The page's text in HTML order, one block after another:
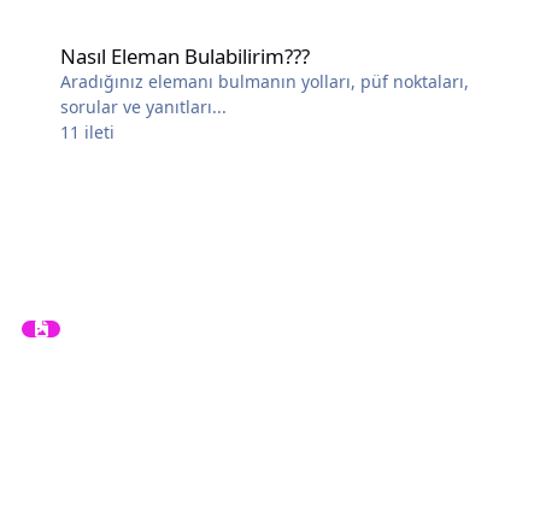
Nasıl Eleman Bulabilirim???
Aradığınız elemanı bulmanın yolları, püf noktaları,
sorular ve yanıtları...
11 ileti